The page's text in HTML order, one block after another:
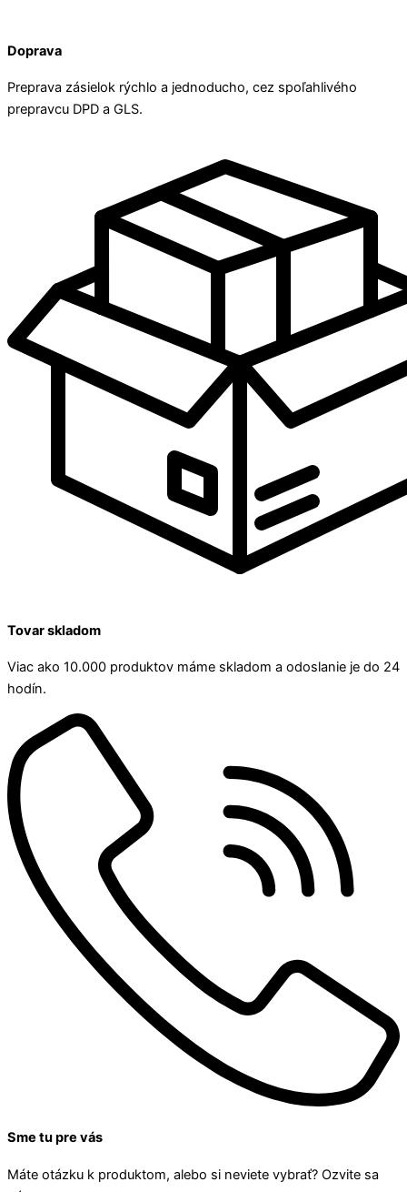
Doprava
Preprava zásielok rýchlo a jednoducho, cez spoľahlivého
prepravcu DPD a GLS.
Tovar skladom
Viac ako 10.000 produktov máme skladom a odoslanie je do 24
hodín.
Sme tu pre vás
Máte otázku k produktom, alebo si neviete vybrať? Ozvite sa